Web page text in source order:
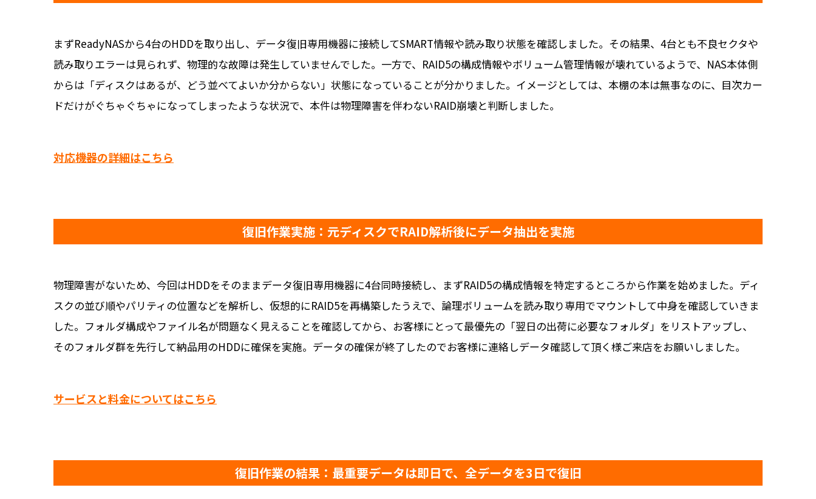
まずReadyNASから4台のHDDを取り出し、データ復旧専用機器に接続してSMART情報や読み取り状態を確認しました。その結果、4台とも不良セクタや
読み取りエラーは見られず、物理的な故障は発生していませんでした。一方で、RAID5の構成情報やボリューム管理情報が壊れているようで、NAS本体側
からは「ディスクはあるが、どう並べてよいか分からない」状態になっていることが分かりました。イメージとしては、本棚の本は無事なのに、目次カー
ドだけがぐちゃぐちゃになってしまったような状況で、本件は物理障害を伴わないRAID崩壊と判断しました。
対応機器の詳細はこちら
復旧作業実施：元ディスクでRAID解析後にデータ抽出を実施
物理障害がないため、今回はHDDをそのままデータ復旧専用機器に4台同時接続し、まずRAID5の構成情報を特定するところから作業を始めました。ディ
スクの並び順やパリティの位置などを解析し、仮想的にRAID5を再構築したうえで、論理ボリュームを読み取り専用でマウントして中身を確認していきま
した。フォルダ構成やファイル名が問題なく見えることを確認してから、お客様にとって最優先の「翌日の出荷に必要なフォルダ」をリストアップし、
そのフォルダ群を先行して納品用のHDDに確保を実施。データの確保が終了したのでお客様に連絡しデータ確認して頂く様ご来店をお願いしました。
サービスと料金についてはこちら
復旧作業の結果：最重要データは即日で、全データを3日で復旧